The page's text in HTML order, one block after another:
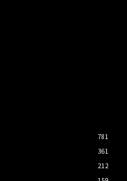
781
361
212